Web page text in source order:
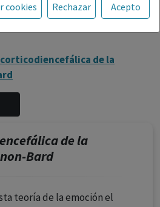
sanitarios legalmente
o dispensar medicamentos
La información técnica de los
meramente informativo,
y decidir, en cada
más adecuado a las
cookies Rechazar Acepto
de la
de la
Bard
teoría de la emoción el